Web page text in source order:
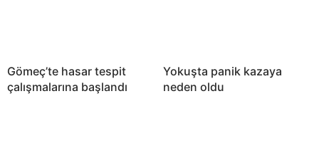
Gömeç’te hasar tespit
çalışmalarına başlandı
Yokuşta panik kazaya
neden oldu